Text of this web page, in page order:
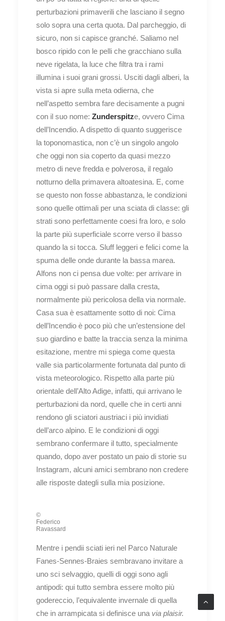
perturbazioni primaverili che lasciano il segno
solo sopra una certa quota. Dal parcheggio, di
sicuro, non si capisce granché. Saliamo nel
bosco ripido con le pelli che gracchiano sulla
neve rigelata, la luce che filtra tra i rami
illumina i suoi grani grossi. Usciti dagli alberi, la
vista si apre sulla meta odierna, che
nell’aspetto sembra fare decisamente a pugni
con il suo nome: Zunderspitze, ovvero Cima
dell’Incendio. A dispetto di quanto suggerisce
la toponomastica, non c’è un singolo angolo
che oggi non sia coperto da quasi mezzo
metro di neve fredda e polverosa, il regalo
notturno della primavera altoatesina. E, come
se questo non fosse abbastanza, le condizioni
sono quelle ottimali per una sciata di classe: gli
strati sono perfettamente coesi fra loro, e solo
la parte più superficiale scorre verso il basso
quando la si tocca. Sluff leggeri e felici come la
spuma delle onde durante la bassa marea.
Alfons non ci pensa due volte: per arrivare in
cima oggi si può passare dalla cresta,
normalmente più pericolosa della via normale.
Casa sua è esattamente sotto di noi: Cima
dell’Incendio è poco più che un’estensione del
suo giardino e batte la traccia senza la minima
esitazione, mentre mi spiega come questa
valle sia particolarmente fortunata dal punto di
vista meteorologico. Rispetto alla parte più
orientale dell’Alto Adige, infatti, qui arrivano le
perturbazioni da nord, quelle che in certi anni
rendono gli sciatori austriaci i più invidiati
dell’arco alpino. E le condizioni di oggi
sembrano confermare il tutto, specialmente
quando, dopo aver postato un paio di storie su
Instagram, alcuni amici sembrano non credere
alle risposte dategli sulla mia posizione.
©
Federico
Ravassard
Mentre i pendii sciati ieri nel Parco Naturale
Fanes-Sennes-Braies sembravano invitare a
uno sci selvaggio, quelli di oggi sono agli
antipodi: qui tutto sembra essere molto più
godereccio, l’equivalente invernale di quella
che in arrampicata si definisce una via plaisir.